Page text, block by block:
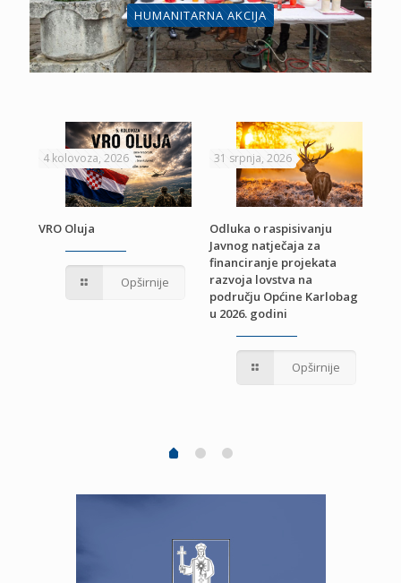
HUMANITARNA AKCIJA
4 kolovoza, 2026
VRO Oluja
Opširnije
31 srpnja, 2026
Odluka o raspisivanju
Javnog natječaja za
financiranje projekata
razvoja lovstva na
području Općine Karlobag
u 2026. godini
Opširnije